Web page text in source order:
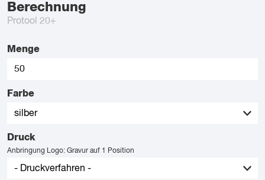
Berechnung
Protool 20+
Menge
Farbe
Druck
Anbringung Logo: Gravur auf 1 Position